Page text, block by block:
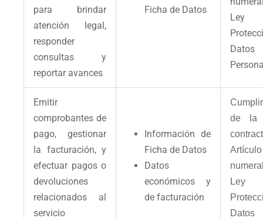
para brindar
atención legal,
responder
consultas y
reportar avances
Ficha de Datos
Datos
Emitir
comprobantes de
pago, gestionar
la facturación, y
efectuar pagos o
devoluciones
relacionados al
servicio
Información de
Ficha de Datos
Datos
económicos y
de facturación
de la
Datos